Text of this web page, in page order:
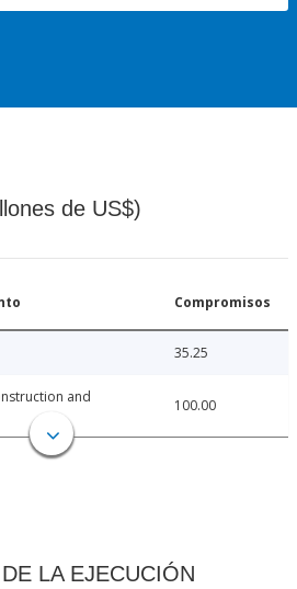
de US$)
Compromisos
35.25
and
100.00
LA EJECUCIÓN